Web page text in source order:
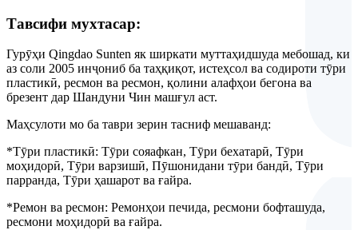
Тавсифи мухтасар:
Гурӯҳи Qingdao Sunten як ширкати муттаҳидшуда мебошад, ки
аз соли 2005 инҷониб ба таҳқиқот, истеҳсол ва содироти тӯри
пластикӣ, ресмон ва ресмон, қолини алафҳои бегона ва
брезент дар Шандуни Чин машғул аст.
Маҳсулоти мо ба таври зерин тасниф мешаванд:
*Тӯри пластикӣ: Тӯри сояафкан, Тӯри бехатарӣ, Тӯри
моҳидорӣ, Тӯри варзишӣ, Пӯшонидани тӯри бандӣ, Тӯри
парранда, Тӯри ҳашарот ва ғайра.
*Ремон ва ресмон: Ремонҳои печида, ресмони бофташуда,
ресмони моҳидорӣ ва ғайра.